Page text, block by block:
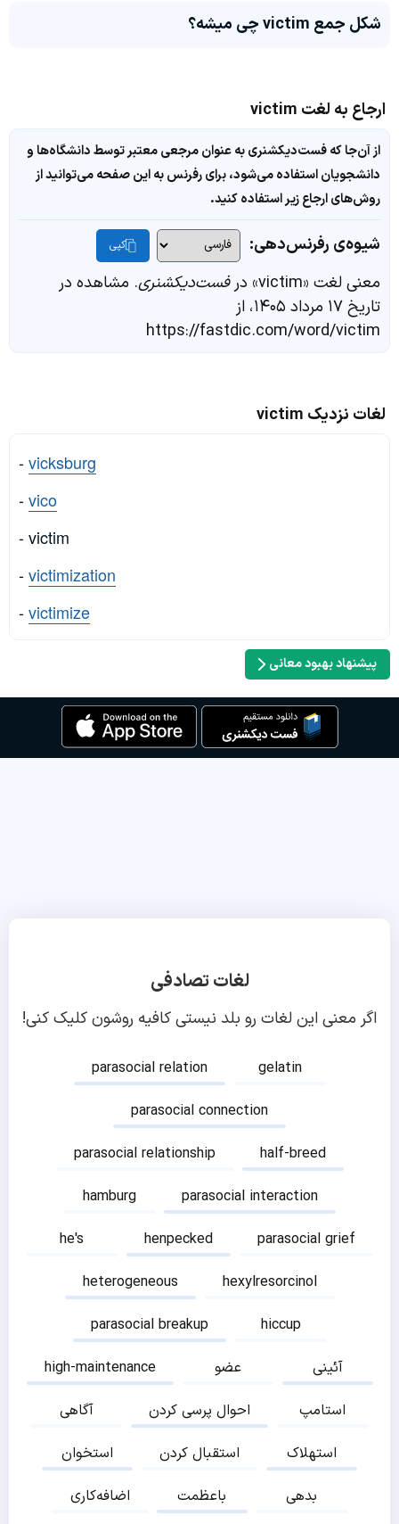
شکل جمع victim چی میشه؟
ارجاع به لغت victim
از آن‌جا که فست‌دیکشنری به عنوان مرجعی معتبر توسط دانشگاه‌ها و
دانشجویان استفاده می‌شود، برای رفرنس به این صفحه می‌توانید از
روش‌های ارجاع زیر استفاده کنید.
شیوه‌ی رفرنس‌دهی: کپی
معنی لغت «victim» در فست‌دیکشنری. مشاهده در
تاریخ ۱۷ مرداد ۱۴۰۵، از
https://fastdic.com/word/victim
لغات نزدیک victim
-vicksburg
-vico
- victim
-victimization
-victimize
پیشنهاد بهبود معانی
لغات تصادفی
اگر معنی این لغات رو بلد نیستی کافیه روشون کلیک کنی!
parasocial relation
gelatin
parasocial connection
parasocial relationship
half-breed
hamburg
parasocial interaction
he's
henpecked
parasocial grief
heterogeneous
hexylresorcinol
parasocial breakup
hiccup
high-maintenance
عضو
آئینی
آگاهی
احوال پرسی کردن
استامپ
استخوان
استقبال کردن
استهلاک
اضافه‌کاری
باعظمت
بدهی